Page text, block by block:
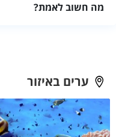
מה חשוב לאמת?
ערים באיזור